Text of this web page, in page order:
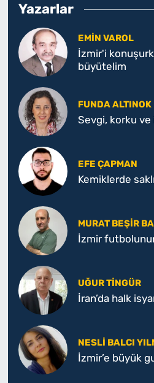
Yazarlar
EMIN VAROL
İzmir'i
büyütelim
FUNDA ALTINOK
Sevgi, korku ve
EFE ÇAPMAN
Kemiklerde
MURAT BEŞIR
İzmir
UĞUR TINGÜR
İran’da halk
NESLI BALCI
İzmir’e büyük